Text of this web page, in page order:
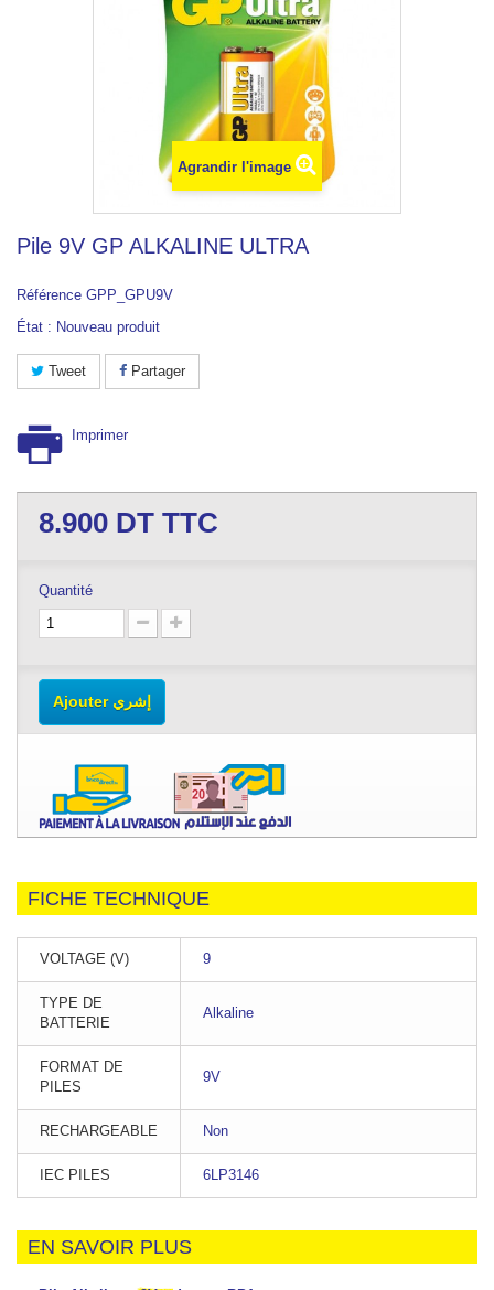
Agrandir l'image
Pile 9V GP ALKALINE ULTRA
Référence GPP_GPU9V
État : Nouveau produit
Tweet Partager
Imprimer
8.900 DT TTC
Quantité
Ajouter إشري
FICHE TECHNIQUE
VOLTAGE (V) 9
TYPE DE
BATTERIE
Alkaline
FORMAT DE
PILES
9V
RECHARGEABLE Non
IEC PILES 6LP3146
EN SAVOIR PLUS